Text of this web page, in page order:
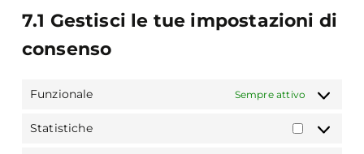
7.1 Gestisci le tue impostazioni di
consenso
Funzionale Sempre attivo
Statistiche